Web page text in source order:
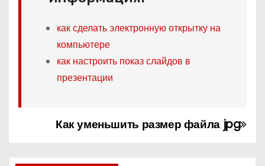
как сделать электронную открытку на
компьютере
как настроить показ слайдов в
презентации
Как уменьшить размер файла jpg